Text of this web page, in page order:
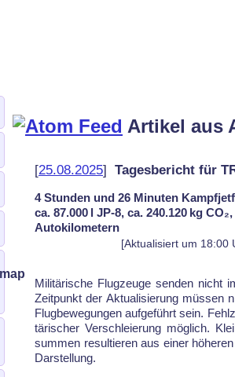
Artikel aus
[25.08.2025] Tagesbericht für
4 Stunden und 26 Minuten
ca. 87.000 l JP-8, ca. 240.120 kg
Autokilometern
[Aktualisiert um 18:00
Mi­li­tä­ri­sche Flug­zeu­ge sen­den nicht
Zeit­punkt der Ak­tu­ali­sie­rung müs­sen
Flug­be­we­gun­gen auf­ge­führt sein.
tä­ri­scher Ver­schlei­erung mög­lich.
sum­men re­sul­tie­ren aus ei­ner
Dar­stel­lung.